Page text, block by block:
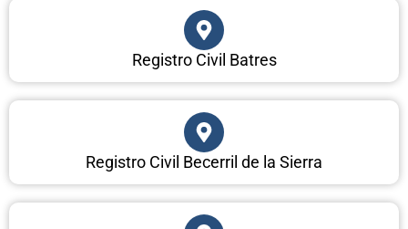
Registro Civil Batres
Registro Civil Becerril de la Sierra